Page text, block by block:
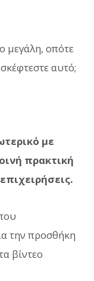
μεγάλη, οπότε
αυτό;
με
πρακτική
την προσθήκη
βίντεο